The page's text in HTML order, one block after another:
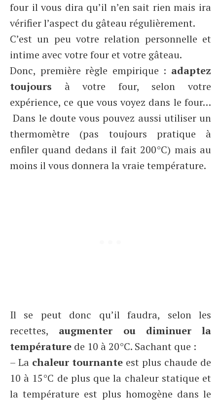
four il vous dira qu’il n’en sait rien mais ira
vérifier l’aspect du gâteau régulièrement.
C’est un peu votre relation personnelle et
intime avec votre four et votre gâteau.
Donc, première règle empirique : adaptez
toujours à votre four, selon votre
expérience, ce que vous voyez dans le four…
Dans le doute vous pouvez aussi utiliser un
thermomètre (pas toujours pratique à
enfiler quand dedans il fait 200°C) mais au
moins il vous donnera la vraie température.
Il se peut donc qu’il faudra, selon les
recettes, augmenter ou diminuer la
température de 10 à 20°C. Sachant que :
– La chaleur tournante est plus chaude de
10 à 15°C de plus que la chaleur statique et
la température est plus homogène dans le